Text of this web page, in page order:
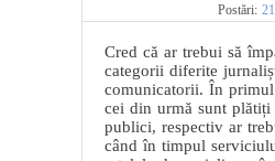
Postări: 21
Cred că ar trebui să
categorii diferite
comunicatorii. În
cei din urmă sunt
publici, respectiv ar
când în timpul